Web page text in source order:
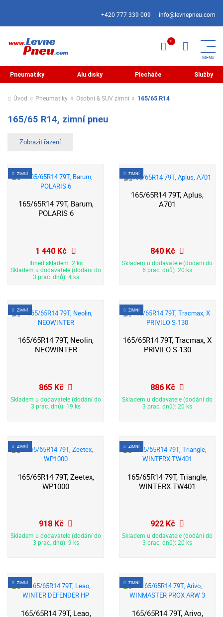
+420 777 339 009 info@levnepneu.com
Pneumatiky Alu disky Plecháče Služby
Úvod Pneumatiky Osobní & SUV zimní 165/65 R14
165/65 R14, zimní pneu
ZIMNÍ
165/65R14 79T, Barum,
POLARIS 6
1 440 Kč
Ihned skladem: 2 ks
Skladem u dodavatele (dodání do
3 prac. dnů): 4 ks
ZIMNÍ
165/65R14 79T, Aplus,
A701
840 Kč
Skladem u dodavatele (dodání do
6 prac. dnů): 20 ks
ZIMNÍ
165/65R14 79T, Neolin,
NEOWINTER
865 Kč
Skladem u dodavatele (dodání do
3 prac. dnů): 19 ks
ZIMNÍ
165/65R14 79T, Tracmax, X
PRIVILO S-130
886 Kč
Skladem u dodavatele (dodání do
3 prac. dnů): 20 ks
ZIMNÍ
165/65R14 79T, Zeetex,
WP1000
918 Kč
Skladem u dodavatele (dodání do
3 prac. dnů): 9 ks
ZIMNÍ
165/65R14 79T, Triangle,
WINTERX TW401
922 Kč
Skladem u dodavatele (dodání do
3 prac. dnů): 20 ks
ZIMNÍ
165/65R14 79T, Leao,
ZIMNÍ
165/65R14 79T, Arivo,